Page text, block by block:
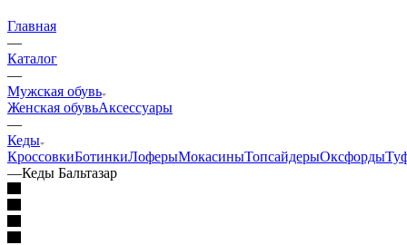
Главная
—
Каталог
—
Мужская обувь
Женская обувьАксессуары
—
Кеды
КроссовкиБотинкиЛоферыМокасиныТопсайдерыОксфорды
—Кеды Бальтазар